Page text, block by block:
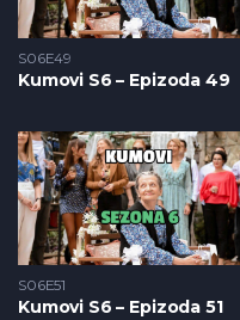
S06E49
Kumovi S6 – Epizoda 49
S06E51
Kumovi S6 – Epizoda 51